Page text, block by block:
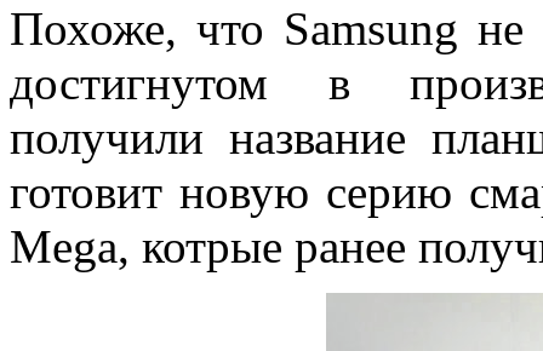
Похоже, что Samsung не
достигнутом в
получили название
готовит новую серию
Mega, котрые ранее